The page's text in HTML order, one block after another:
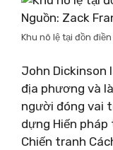
Nguồn: Zack
Khu nô lệ tại đồn
John Dickinson
địa phương và
người đóng vai
dựng Hiến
Chiến tranh